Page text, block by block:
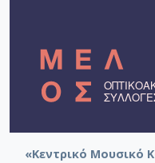
«Κεντρικό Μουσικό